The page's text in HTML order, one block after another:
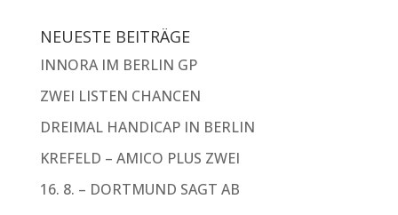
NEUESTE BEITRÄGE
INNORA IM BERLIN GP
ZWEI LISTEN CHANCEN
DREIMAL HANDICAP IN BERLIN
KREFELD – AMICO PLUS ZWEI
16. 8. – DORTMUND SAGT AB